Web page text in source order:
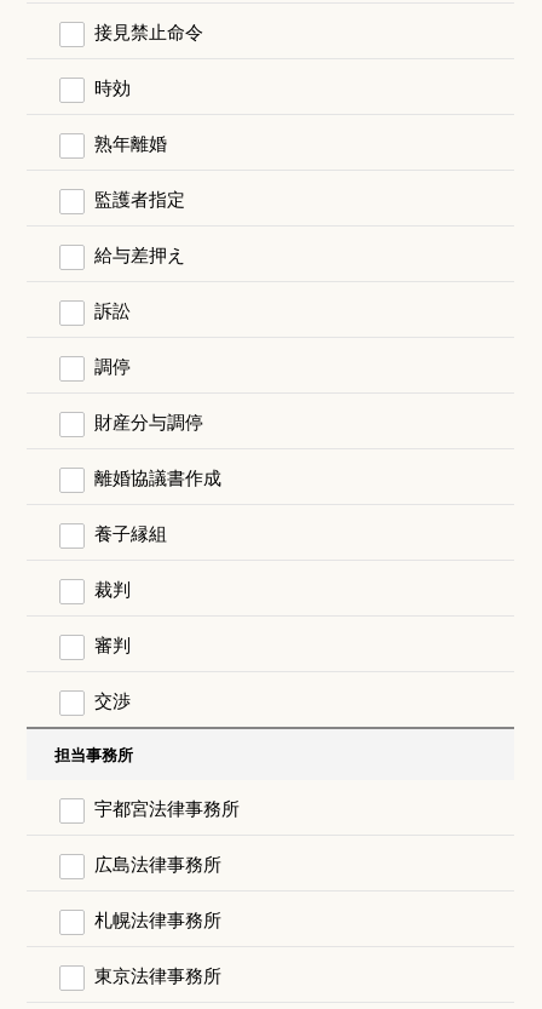
接見禁止命令
時効
熟年離婚
監護者指定
給与差押え
訴訟
調停
財産分与調停
離婚協議書作成
養子縁組
裁判
審判
交渉
担当事務所
宇都宮法律事務所
広島法律事務所
札幌法律事務所
東京法律事務所